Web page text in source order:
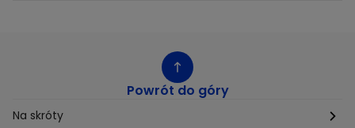
Powrót do góry
Na skróty